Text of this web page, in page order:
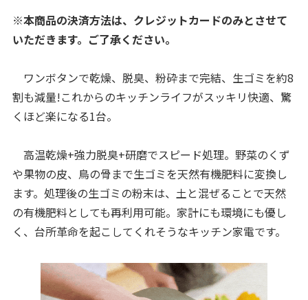
※本商品の決済方法は、クレジットカードのみとさせて
いただきます。ご了承ください。
ワンボタンで乾燥、脱臭、粉砕まで完結、生ゴミを約8
割も減量!これからのキッチンライフがスッキリ快適、驚
くほど楽になる1台。
高温乾燥+強力脱臭+研磨でスピード処理。野菜のくず
や果物の皮、鳥の骨まで生ゴミを天然有機肥料に変換し
ます。処理後の生ゴミの粉末は、土と混ぜることで天然
の有機肥料としても再利用可能。家計にも環境にも優し
く、台所革命を起こしてくれそうなキッチン家電です。